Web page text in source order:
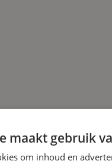
maakt gebruik
om inhoud en